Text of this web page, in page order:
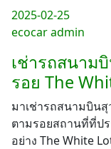
2025-02-25
ecocar admin
เช่ารถสนาม
รอย The
มาเช่ารถสนามบินสุ
ตามรอยสถานที่ที่ป
อย่าง The White